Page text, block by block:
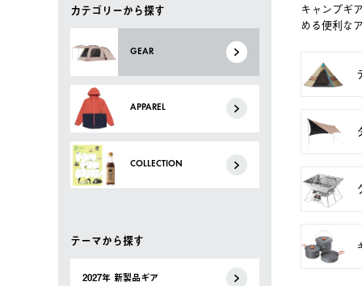
カテゴリーから探す
GEAR
APPAREL
COLLECTION
テーマから探す
2027年 新製品ギア
キャンプギ
める便利な